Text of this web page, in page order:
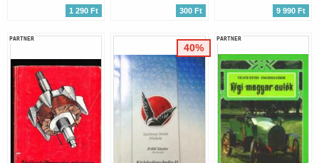
1 290 Ft 300 Ft 9 990 Ft
PARTNER
40%
PARTNER